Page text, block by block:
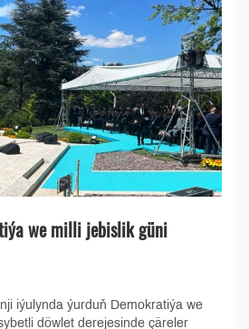
we milli jebislik güni
iýulynda ýurduň Demokratiýa we
döwlet derejesinde çäreler